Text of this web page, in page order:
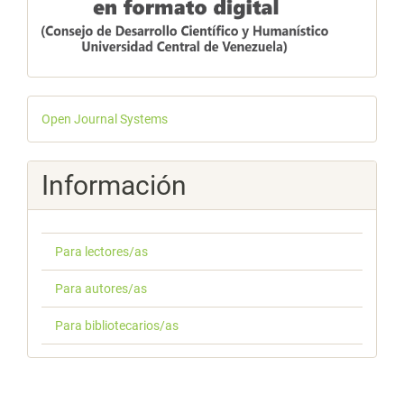
Desarrollado
por
Open Journal Systems
Información
Para lectores/as
Para autores/as
Para bibliotecarios/as